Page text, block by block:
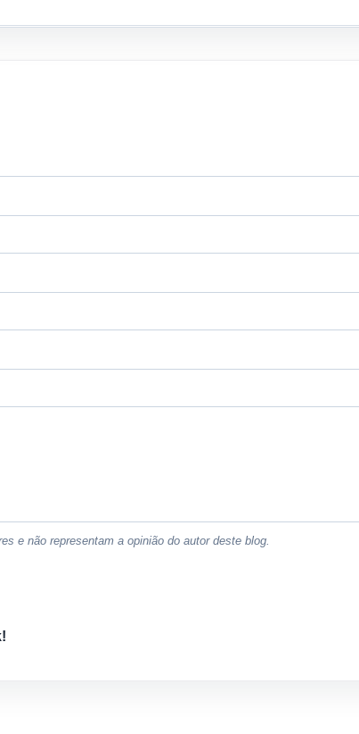
e não representam a opinião do autor deste blog.